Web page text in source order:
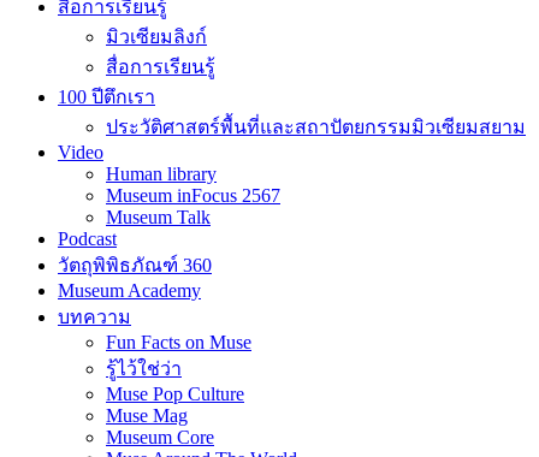
สื่อการเรียนรู้
มิวเซียมลิงก์
สื่อการเรียนรู้
100 ปีตึกเรา
ประวัติศาสตร์พื้นที่และสถาปัตยกรรมมิวเซียมสยาม
Video
Human library
Museum inFocus 2567
Museum Talk
Podcast
วัตถุพิพิธภัณฑ์ 360
Museum Academy
บทความ
Fun Facts on Muse
รู้ไว้ใช่ว่า
Muse Pop Culture
Muse Mag
Museum Core